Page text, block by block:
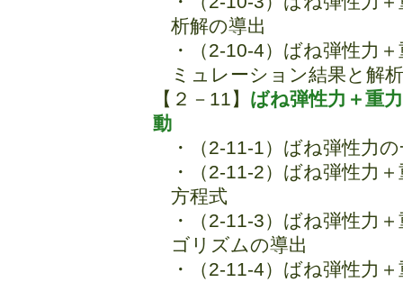
析解の導出
・（2-10-4）ばね弾性力
ミュレーション結果と解
【２－11】 ばね弾性力＋重
動
・（2-11-1）ばね弾性力
・（2-11-2）ばね弾性力
方程式
・（2-11-3）ばね弾性力
ゴリズムの導出
・（2-11-4）ばね弾性力